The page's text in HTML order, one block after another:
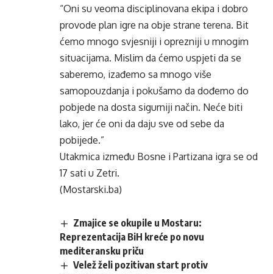
“Oni su veoma disciplinovana ekipa i dobro
provode plan igre na obje strane terena. Bit
ćemo mnogo svjesniji i oprezniji u mnogim
situacijama. Mislim da ćemo uspjeti da se
saberemo, izađemo sa mnogo više
samopouzdanja i pokušamo da dođemo do
pobjede na dosta sigurniji način. Neće biti
lako, jer će oni da daju sve od sebe da
pobijede.”
Utakmica između Bosne i Partizana igra se od
17 sati u Zetri.
(Mostarski.ba)
Zmajice se okupile u Mostaru:
Reprezentacija BiH kreće po novu
mediteransku priču
Velež želi pozitivan start protiv